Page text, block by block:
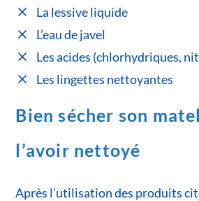
La lessive liquide
L’eau de javel
Les acides (chlorhydriques,
Les lingettes nettoyantes
Bien sécher son
l’avoir nettoyé
Après l’utilisation des produits